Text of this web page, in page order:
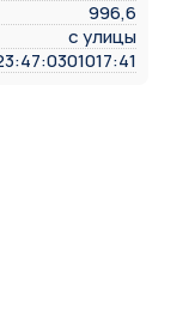
996,6
с улицы